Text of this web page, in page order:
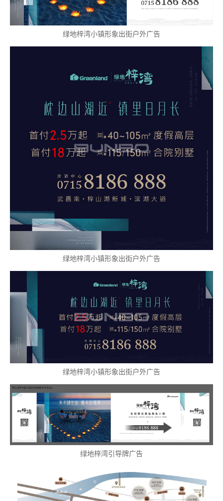
绿地梓湾小镇形象出街户外广告
绿地梓湾小镇形象出街户外广告
绿地梓湾小镇形象出街户外广告
绿地梓湾引导牌广告